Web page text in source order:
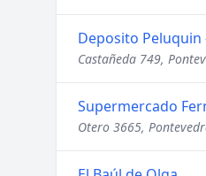
Deposito Peluquin
Castañeda 749,
Supermercado
Otero 3665,